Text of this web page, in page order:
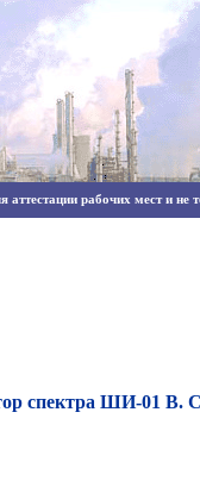
рабочих мест и
спектра ШИ-01 В.